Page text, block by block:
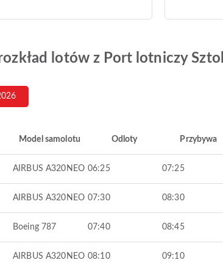
lotów z Port lotniczy
Model samolotu Odloty Przybywa
AIRBUS A320NEO 06:25 07:25
AIRBUS A320NEO 07:30 08:30
Boeing 787 07:40 08:45
AIRBUS A320NEO 08:10 09:10